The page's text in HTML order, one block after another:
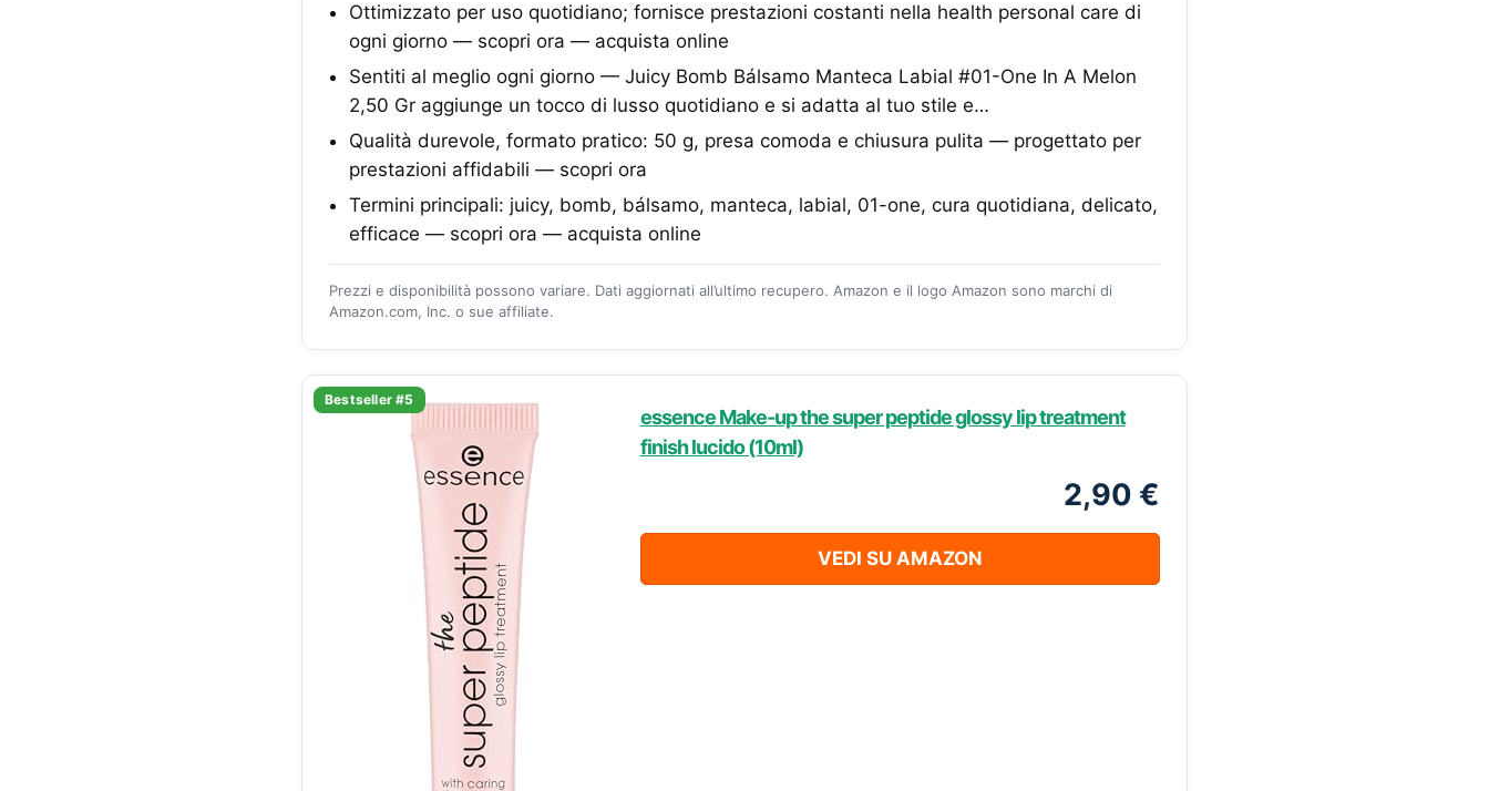
Ottimizzato per uso quotidiano; fornisce prestazioni costanti nella health personal care di
ogni giorno — scopri ora — acquista online
Sentiti al meglio ogni giorno — Juicy Bomb Bálsamo Manteca Labial #01-One In A Melon
2,50 Gr aggiunge un tocco di lusso quotidiano e si adatta al tuo stile e…
Qualità durevole, formato pratico: 50 g, presa comoda e chiusura pulita — progettato per
prestazioni affidabili — scopri ora
Termini principali: juicy, bomb, bálsamo, manteca, labial, 01-one, cura quotidiana, delicato,
efficace — scopri ora — acquista online
Prezzi e disponibilità possono variare. Dati aggiornati all’ultimo recupero. Amazon e il logo Amazon sono marchi di
Amazon.com, Inc. o sue affiliate.
Bestseller #5
essence Make-up the super peptide glossy lip treatment
finish lucido (10ml)
2,90 €
VEDI SU AMAZON